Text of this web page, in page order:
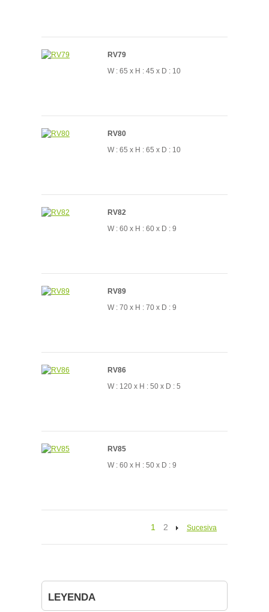
RV79
W : 65 x H : 45 x D : 10
RV80
W : 65 x H : 65 x D : 10
RV82
W : 60 x H : 60 x D : 9
RV89
W : 70 x H : 70 x D : 9
RV86
W : 120 x H : 50 x D : 5
RV85
W : 60 x H : 50 x D : 9
1 2 Sucesiva
LEYENDA